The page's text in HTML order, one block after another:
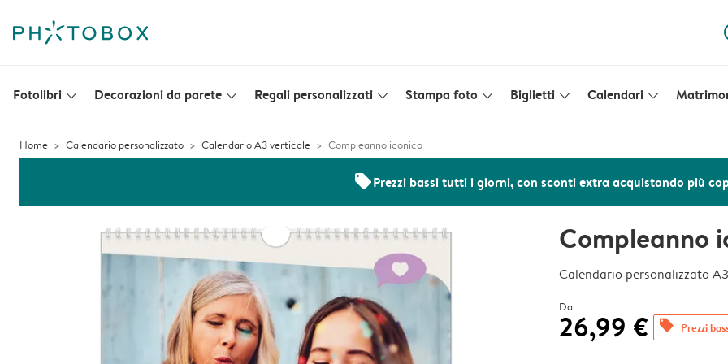
Fotolibri slim_arrow_down Decorazioni da parete slim_arrow_down Regali personalizzati slim_arrow_down Stampa foto slim_arrow_down Biglietti slim_arrow_down Calendari slim_arrow_down
Home Calendario personalizzato Calendario A3 verticale Compleanno iconico
offersPrezzi bassi tutti i giorni, con sconti extra acquistando più
Compleanno
Calendario personalizzato A3
Da
26,99 € offers Prezzi